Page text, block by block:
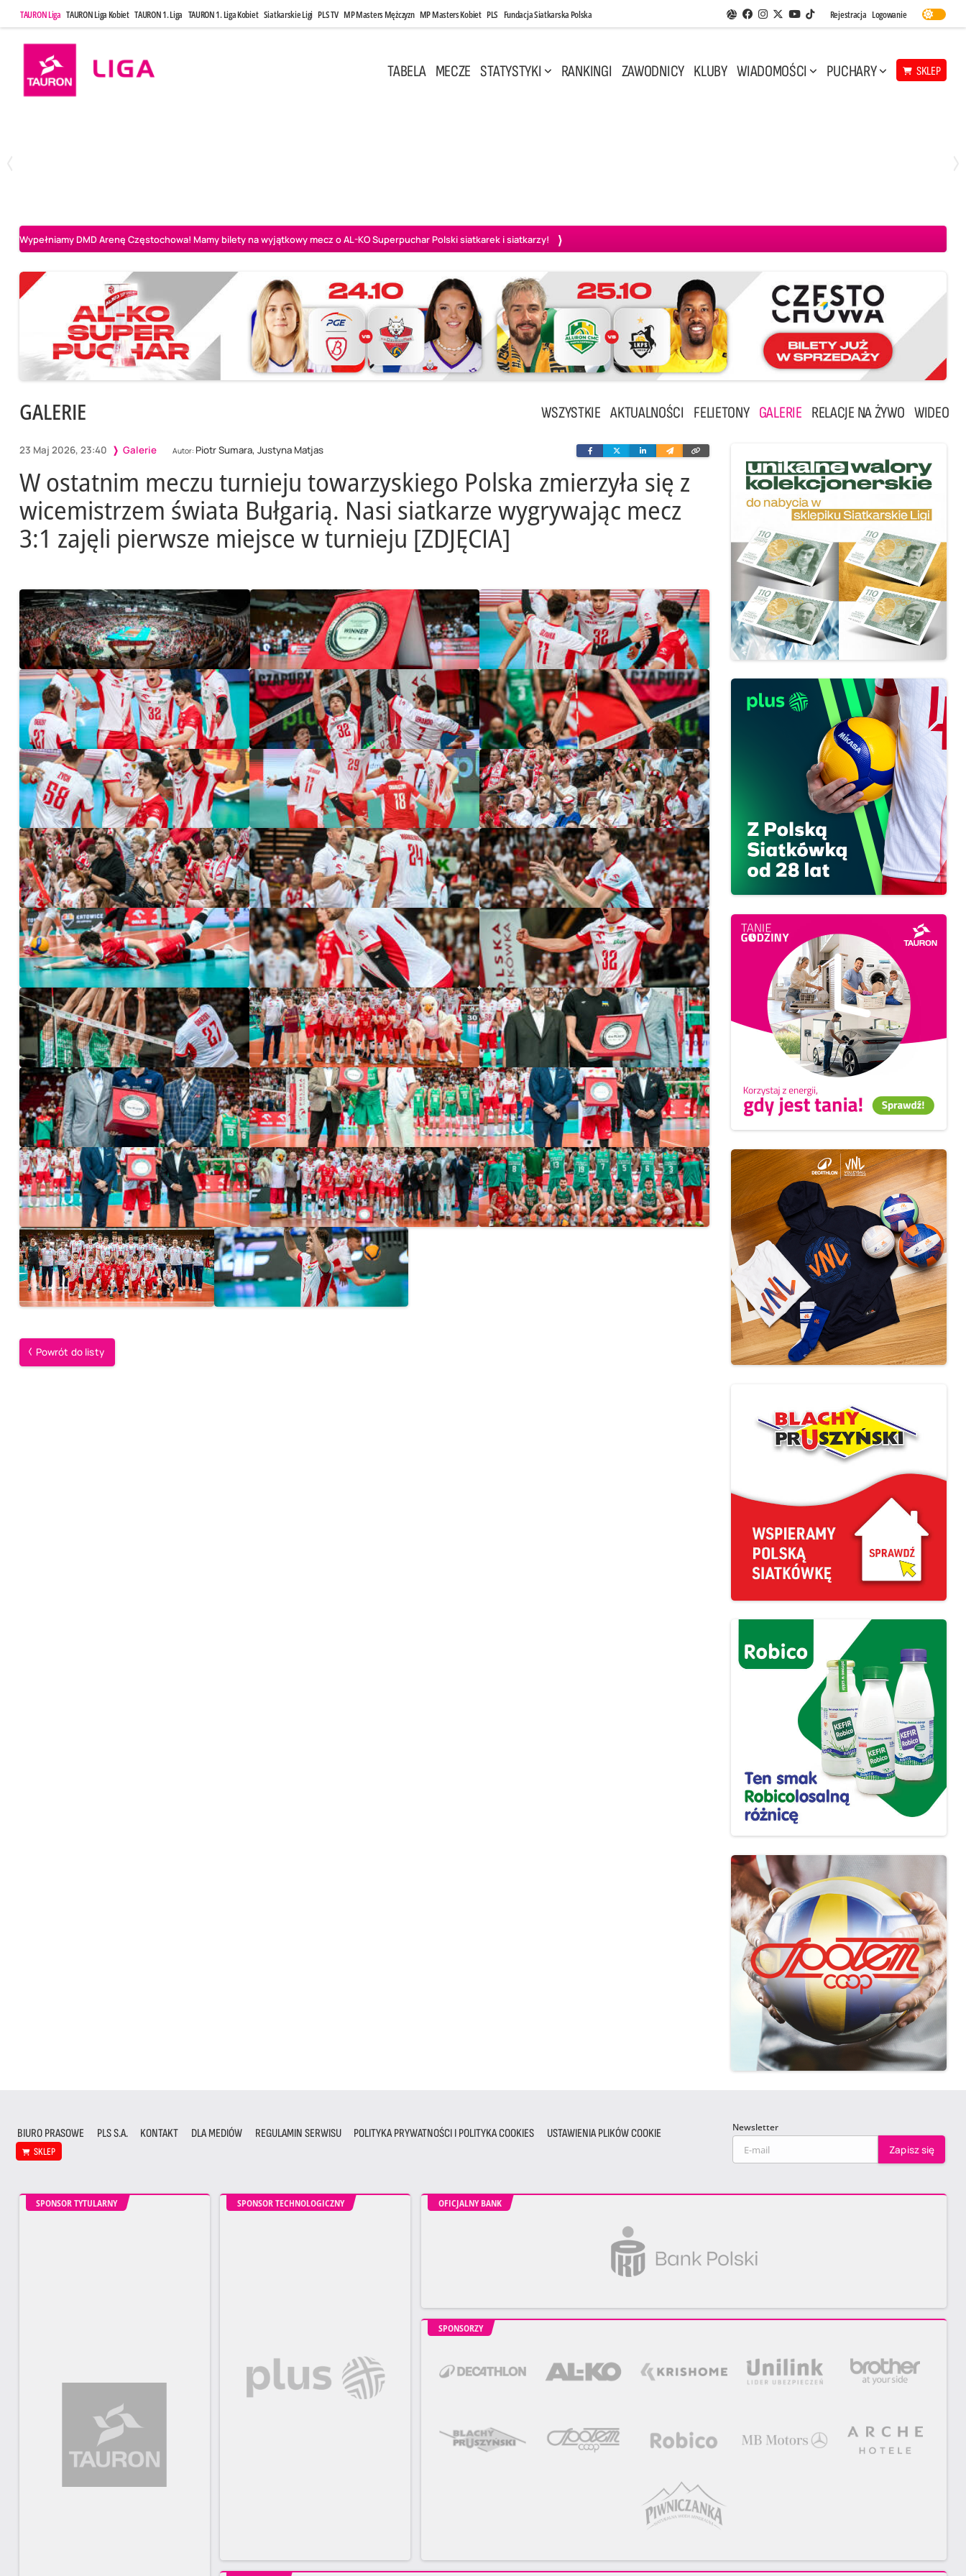
TAURON Liga TAURON Liga Kobiet TAURON 1. Liga TAURON 1. Liga Kobiet Siatkarskie Ligi PLS TV MP Masters Mężczyzn MP Masters Kobiet PLS Fundacja Siatkarska Polska Aplikacja Siatkarskie Ligi
Facebook
Instagram
Twitter
Youtube
TikTok
Rejestracja Logowanie
TABELA MECZE STATYSTYKI RANKINGI ZAWODNICY KLUBY WIADOMOŚCI PUCHARY SKLEP
Wypełniamy DMD Arenę Częstochowa! Mamy bilety na wyjątkowy mecz o AL-KO Superpuchar Polski siatkarek i siatkarzy!
GALERIE WSZYSTKIE AKTUALNOŚCI FELIETONY GALERIE RELACJE NA ŻYWO WIDEO
23 Maj 2026, 23:40 Galerie Autor: Piotr Sumara, Justyna Matjas FacebookTwitterLinkedinWyślij
e-
link
W ostatnim meczu turnieju towarzyskiego Polska zmierzyła się z
wicemistrzem świata Bułgarią. Nasi siatkarze wygrywając mecz
3:1 zajęli pierwsze miejsce w turnieju [ZDJĘCIA]
Powrót do listy
BIURO PRASOWE PLS S.A. KONTAKT DLA MEDIÓW REGULAMIN SERWISU POLITYKA PRYWATNOŚCI I POLITYKA COOKIES USTAWIENIA PLIKÓW COOKIE
SKLEP
Newsletter
SPONSOR TYTULARNY SPONSOR TECHNOLOGICZNY OFICJALNY BANK
SPONSORZY